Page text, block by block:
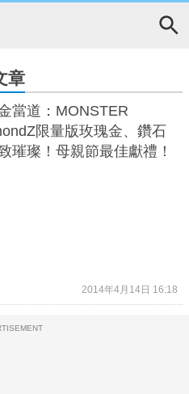
章
當道：MONSTER
限量版玫瑰金、鑽石
璀璨！母親節最佳獻禮！
2014年4月14日 16:18